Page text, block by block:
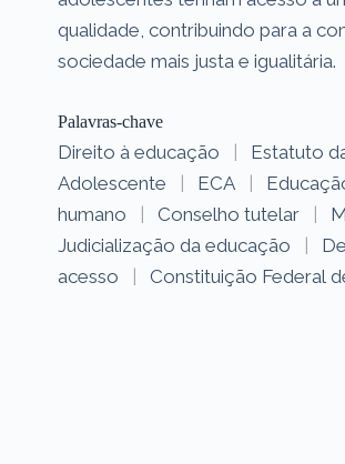
qualidade, contribuindo para a
sociedade mais justa e igualitária.
Palavras-chave
Direito à educação |
Estatuto
Adolescente
| ECA |
humano
| Conselho tutelar |
Judicialização da educação
|
acesso
| Constituição Federal